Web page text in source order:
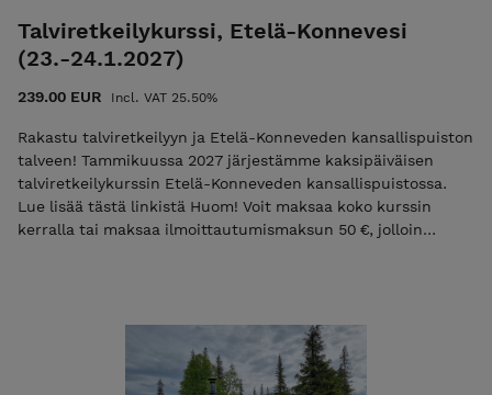
Talviretkeilykurssi, Etelä-Konnevesi
(23.-24.1.2027)
239.00 EUR Incl. VAT 25.50%
Rakastu talviretkeilyyn ja Etelä-Konneveden kansallispuiston
talveen! Tammikuussa 2027 järjestämme kaksipäiväisen
talviretkeilykurssin Etelä-Konneveden kansallispuistossa.
Lue lisää tästä linkistä Huom! Voit maksaa koko kurssin
kerralla tai maksaa ilmoittautumismaksun 50 €, jolloin